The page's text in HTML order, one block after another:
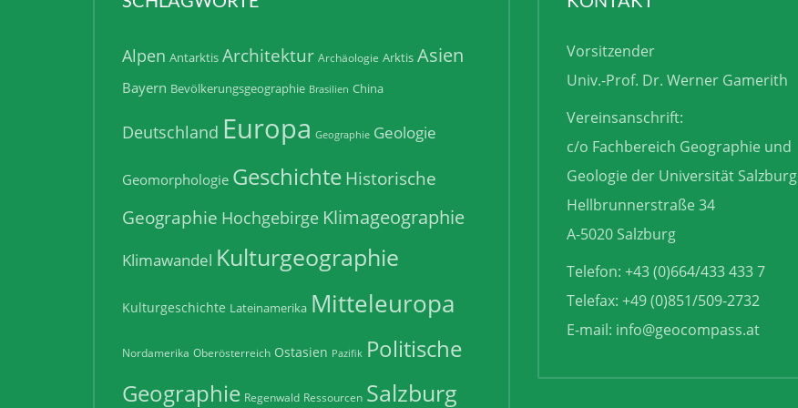
Alpen Antarktis Architektur Archäologie Arktis Asien
Bayern Bevölkerungsgeographie Brasilien China
Deutschland Europa Geographie Geologie
Geomorphologie GeschichteHistorische
Geographie Hochgebirge Klimageographie
Klimawandel Kulturgeographie
Kulturgeschichte Lateinamerika Mitteleuropa
Nordamerika Oberösterreich Ostasien Pazifik Politische
Geographie Regenwald Ressourcen Salzburg
Vorsitzender
Univ.-Prof. Dr. Werner Gamerith
Vereinsanschrift:
c/o Fachbereich Geographie und
Geologie der Universität Salzburg
Hellbrunnerstraße 34
A-5020 Salzburg
Telefon: +43 (0)664/433 433 7
Telefax: +49 (0)851/509-2732
E-mail: info@geocompass.at